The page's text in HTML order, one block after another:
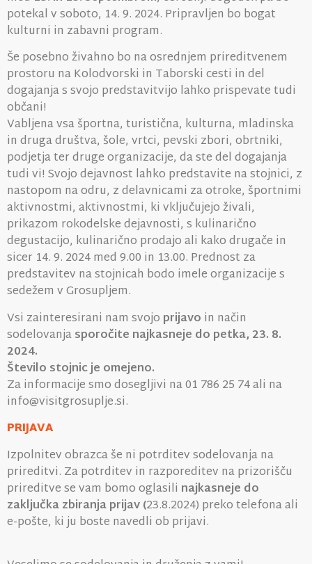
potekal v soboto, 14. 9. 2024. Pripravljen bo bogat
kulturni in zabavni program.
Še posebno živahno bo na osrednjem prireditvenem
prostoru na Kolodvorski in Taborski cesti in del
dogajanja s svojo predstavitvijo lahko prispevate tudi
občani!
Vabljena vsa športna, turistična, kulturna, mladinska
in druga društva, šole, vrtci, pevski zbori, obrtniki,
podjetja ter druge organizacije, da ste del dogajanja
tudi vi! Svojo dejavnost lahko predstavite na stojnici, z
nastopom na odru, z delavnicami za otroke, športnimi
aktivnostmi, aktivnostmi, ki vključujejo živali,
prikazom rokodelske dejavnosti, s kulinarično
degustacijo, kulinarično prodajo ali kako drugače in
sicer 14. 9. 2024 med 9.00 in 13.00. Prednost za
predstavitev na stojnicah bodo imele organizacije s
sedežem v Grosupljem.
Vsi zainteresirani nam svojo prijavo in način
sodelovanjasporočite najkasneje do petka, 23. 8.
2024.
Število stojnic je omejeno.
Za informacije smo dosegljivi na 01 786 25 74 ali na
info@visitgrosuplje.si.
PRIJAVA
Izpolnitev obrazca še ni potrditev sodelovanja na
prireditvi. Za potrditev in razporeditev na prizorišču
prireditve se vam bomo oglasili najkasneje do
zaključka zbiranja prijav (23.8.2024) preko telefona ali
e-pošte, ki ju boste navedli ob prijavi.